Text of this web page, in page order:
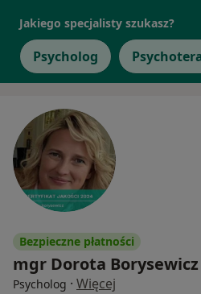
Jakiego specjalisty szukasz?
Psycholog
Bezpieczne płatności
mgr Dorota Borysewicz
Psycholog · Więcej